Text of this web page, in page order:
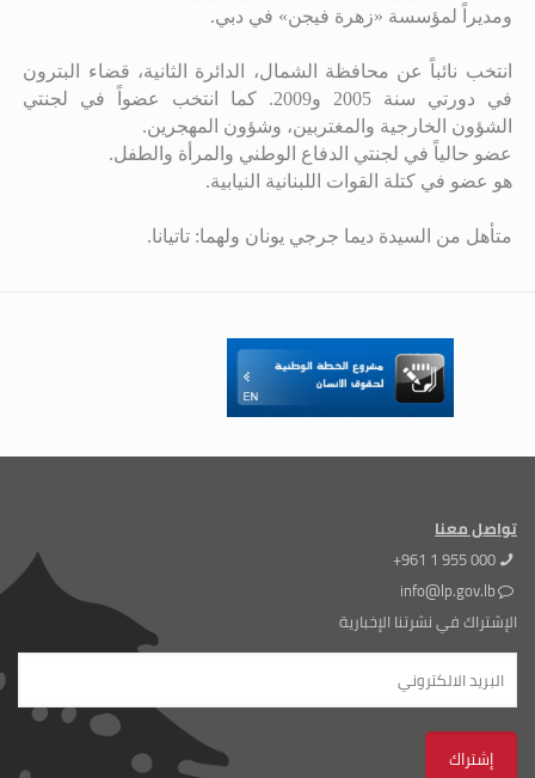
ومديراً لمؤسسة «زهرة فيجن» في دبي.
انتخب نائباً عن محافظة الشمال، الدائرة الثانية، قضاء البترون
في دورتي سنة 2005 و2009. كما انتخب عضواً في لجنتي
الشؤون الخارجية والمغتربين، وشؤون المهجرين.
عضو حالياً في لجنتي الدفاع الوطني والمرأة والطفل.
هو عضو في كتلة القوات اللبنانية النيابية.
متأهل من السيدة ديما جرجي يونان ولهما: تاتيانا.
تواصل معنا
+961 1 955 000
info@lp.gov.lb
الإشتراك في نشرتنا الإخبارية